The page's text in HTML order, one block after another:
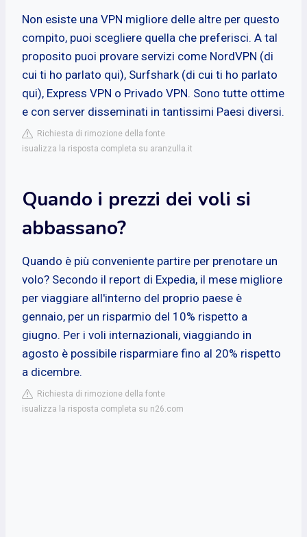
Non esiste una VPN migliore delle altre per questo
compito, puoi scegliere quella che preferisci. A tal
proposito puoi provare servizi come NordVPN (di
cui ti ho parlato qui), Surfshark (di cui ti ho parlato
qui), Express VPN o Privado VPN. Sono tutte ottime
e con server disseminati in tantissimi Paesi diversi.
Richiesta di rimozione della fonte
isualizza la risposta completa su aranzulla.it
Quando i prezzi dei voli si
abbassano?
Quando è più conveniente partire per prenotare un
volo? Secondo il report di Expedia, il mese migliore
per viaggiare all'interno del proprio paese è
gennaio, per un risparmio del 10% rispetto a
giugno. Per i voli internazionali, viaggiando in
agosto è possibile risparmiare fino al 20% rispetto
a dicembre.
Richiesta di rimozione della fonte
isualizza la risposta completa su n26.com